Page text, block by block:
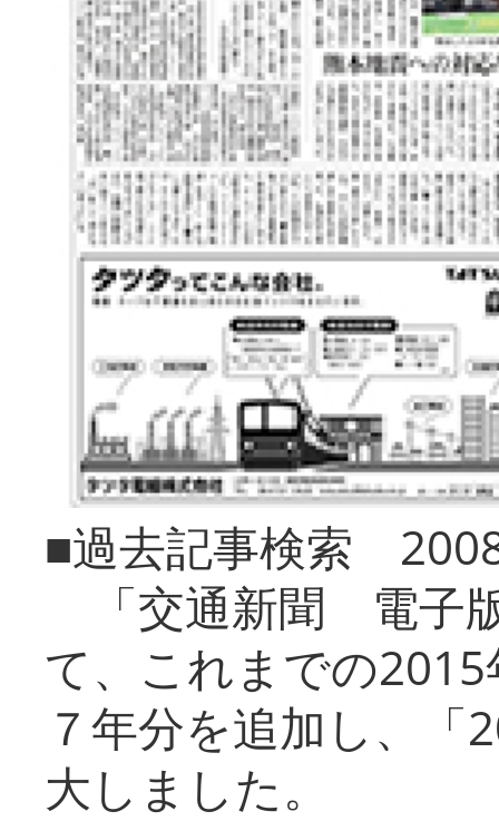
■過去記事検索
「交通新聞 電子
て、これまでの
７年分を追加し、「
大しまし